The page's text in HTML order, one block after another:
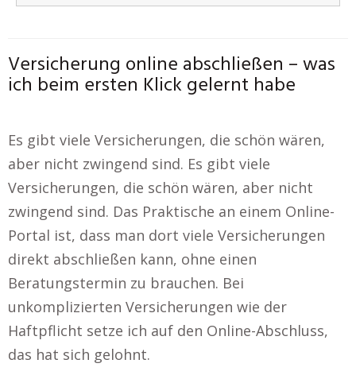
Versicherung online abschließen – was
ich beim ersten Klick gelernt habe
Es gibt viele Versicherungen, die schön wären,
aber nicht zwingend sind. Es gibt viele
Versicherungen, die schön wären, aber nicht
zwingend sind. Das Praktische an einem Online-
Portal ist, dass man dort viele Versicherungen
direkt abschließen kann, ohne einen
Beratungstermin zu brauchen. Bei
unkomplizierten Versicherungen wie der
Haftpflicht setze ich auf den Online-Abschluss,
das hat sich gelohnt.